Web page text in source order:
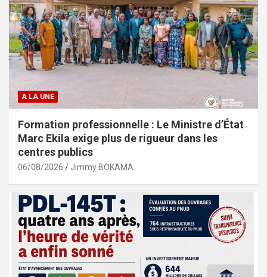
A LA UNE
Formation professionnelle : Le Ministre d’État
Marc Ekila exige plus de rigueur dans les
centres publics
06/08/2026 Jimmy BOKAMA